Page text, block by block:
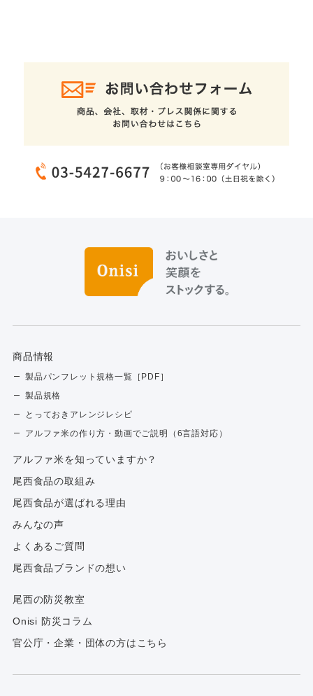
商品情報
製品パンフレット規格一覧［PDF］
製品規格
とっておきアレンジレシピ
アルファ米の作り方・動画でご説明（6言語対応）
アルファ⽶を知っていますか？
尾西食品の取組み
尾西食品が選ばれる理由
みんなの声
よくあるご質問
尾西食品ブランドの想い
尾西の防災教室
Onisi 防災コラム
官公庁・企業・団体の方はこちら